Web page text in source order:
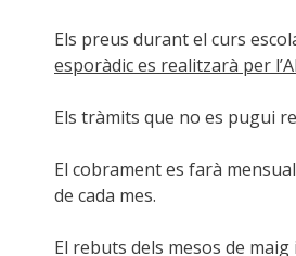
Els preus durant el curs
esporàdic es realitzarà per
Els tràmits que no es pugui
El cobrament es farà
de cada mes.
El rebuts dels mesos de maig